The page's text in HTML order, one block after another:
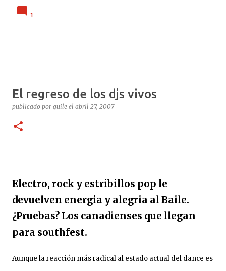
en el under argentino, el mismo que teloneó a Soda
Stereo en Obras y que desde 2008 le pone teclados y
trasplante. 11 de diciembre: le ponen un corazón
nuevo. 10 meses internado: graba Exultante, su disco
AM. Octubre 2025: sale el álbum. HOY, 6/11, 21 hs: La
Belgrano, todavía con la cicatriz fresca pero la púa en
la mano. Exultante en 3 frases: Rock setentoso + funk...
1
El regreso de los djs vivos
publicado por guile el abril 27, 2007
Electro, rock y estribillos pop le
devuelven energia y alegria al Baile.
¿Pruebas? Los canadienses que llegan
para southfest.
Aunque la reacción más radical al estado actual del dance es